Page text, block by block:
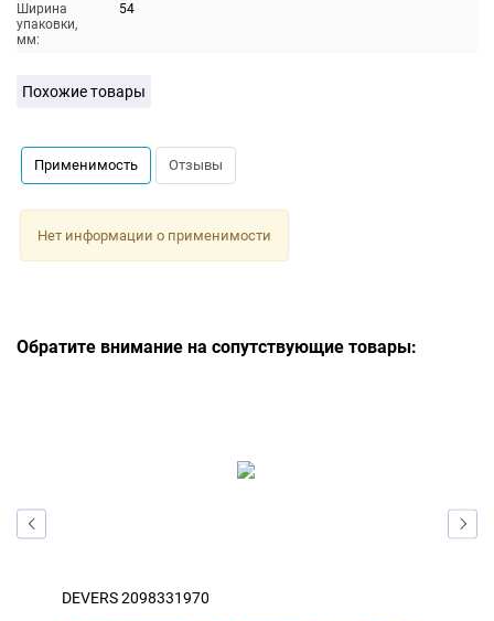
Ширина
упаковки,
мм:
54
Похожие товары
Применимость Отзывы
Нет информации о применимости
Обратите внимание на сопутствующие товары:
DEVERS 2098331970